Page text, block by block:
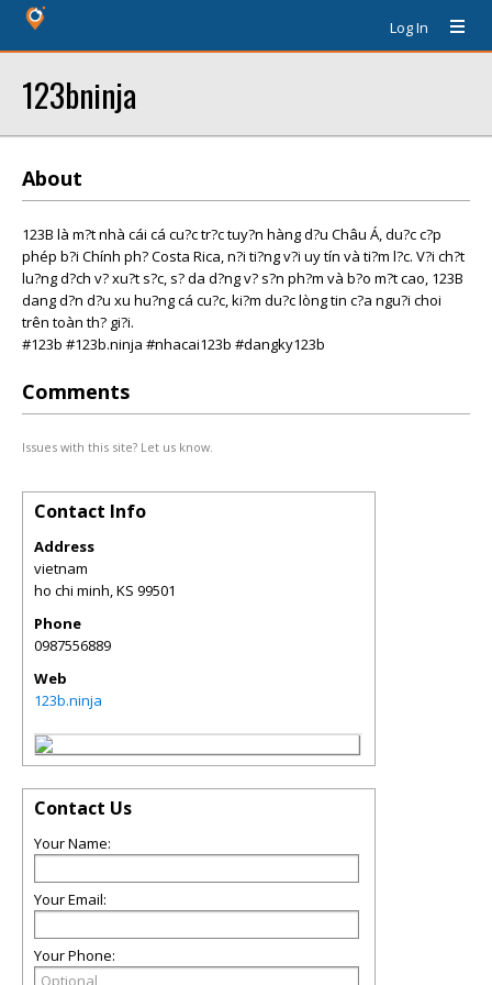
Log In
123bninja
About
123B là m?t nhà cái cá cu?c tr?c tuy?n hàng d?u Châu Á, du?c c?p
phép b?i Chính ph? Costa Rica, n?i ti?ng v?i uy tín và ti?m l?c. V?i ch?t
lu?ng d?ch v? xu?t s?c, s? da d?ng v? s?n ph?m và b?o m?t cao, 123B
dang d?n d?u xu hu?ng cá cu?c, ki?m du?c lòng tin c?a ngu?i choi
trên toàn th? gi?i.
#123b #123b.ninja #nhacai123b #dangky123b
Comments
Issues with this site? Let us know.
Contact Info
Address
vietnam
ho chi minh,KS 99501
Phone
0987556889
Web
123b.ninja
Contact Us
Your Name:
Your Email:
Your Phone: